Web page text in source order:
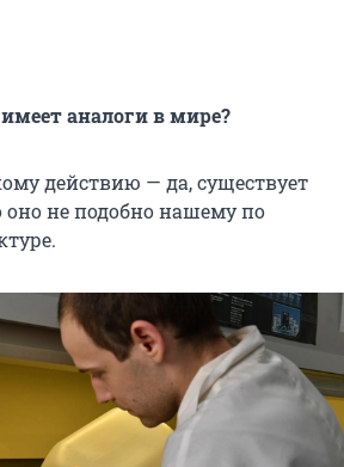
аналоги в мире?
действию — да, существует
оно не подобно нашему по